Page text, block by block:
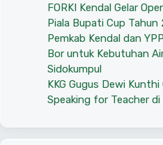
FORKI Kendal Gelar
Piala Bupati Cup Tahun
Pemkab Kendal dan
Bor untuk Kebutuhan
Sidokumpul
KKG Gugus Dewi
Speaking for Teacher